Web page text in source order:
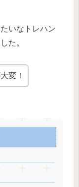
いなトレハン
た。
変！